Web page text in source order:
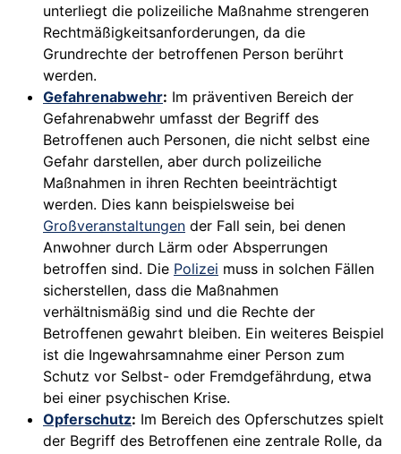
unterliegt die polizeiliche Maßnahme strengeren
Rechtmäßigkeitsanforderungen, da die
Grundrechte der betroffenen Person berührt
werden.
Gefahrenabwehr: Im präventiven Bereich der
Gefahrenabwehr umfasst der Begriff des
Betroffenen auch Personen, die nicht selbst eine
Gefahr darstellen, aber durch polizeiliche
Maßnahmen in ihren Rechten beeinträchtigt
werden. Dies kann beispielsweise bei
Großveranstaltungen der Fall sein, bei denen
Anwohner durch Lärm oder Absperrungen
betroffen sind. Die Polizei muss in solchen Fällen
sicherstellen, dass die Maßnahmen
verhältnismäßig sind und die Rechte der
Betroffenen gewahrt bleiben. Ein weiteres Beispiel
ist die Ingewahrsamnahme einer Person zum
Schutz vor Selbst- oder Fremdgefährdung, etwa
bei einer psychischen Krise.
Opferschutz: Im Bereich des Opferschutzes spielt
der Begriff des Betroffenen eine zentrale Rolle, da